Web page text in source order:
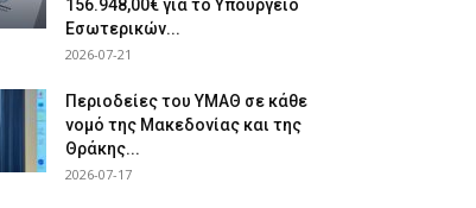
156.948,00€ για το Υπουργείο
Εσωτερικών...
2026-07-21
Περιοδείες του ΥΜΑΘ σε κάθε
νομό της Μακεδονίας και της
Θράκης...
2026-07-17